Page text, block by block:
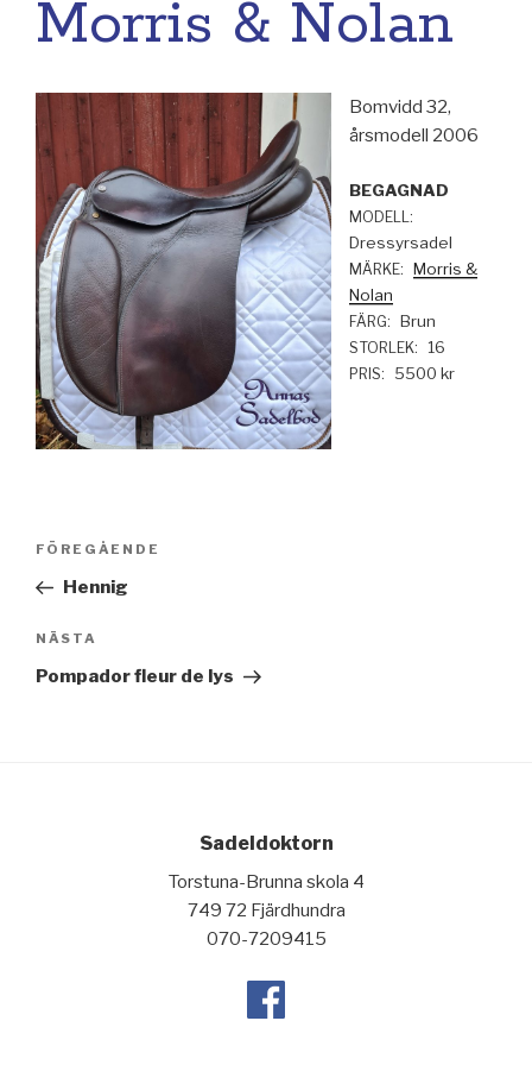
Morris & Nolan
Bomvidd 32,
årsmodell 2006
BEGAGNAD
MODELL:
Dressyrsadel
MÄRKE: Morris &
Nolan
FÄRG: Brun
STORLEK: 16
PRIS: 5500 kr
Föregående
inlägg
FÖREGÅENDE
Hennig
Nästa
inlägg
NÄSTA
Pompador fleur de lys
Sadeldoktorn
Torstuna-Brunna skola 4
749 72 Fjärdhundra
070-7209415